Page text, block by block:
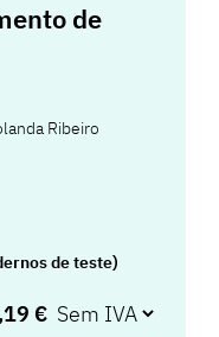
de
Ribeiro
de teste)
€